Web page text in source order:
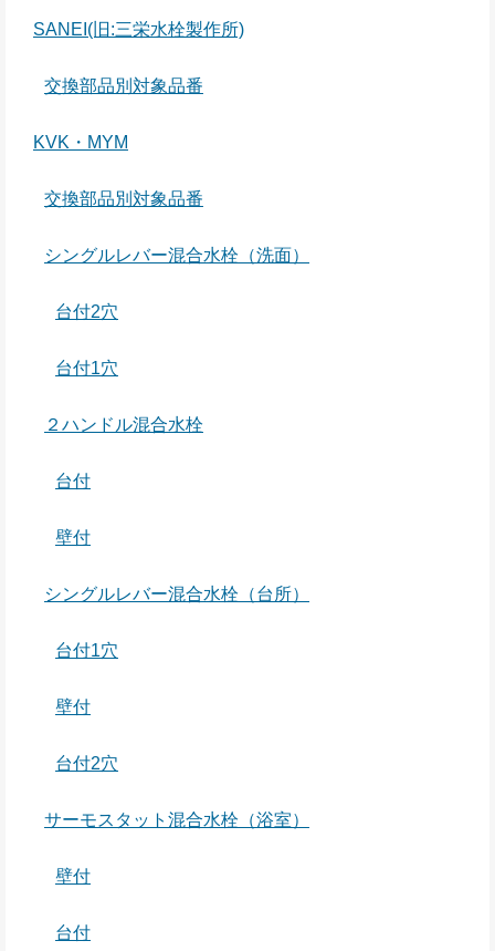
SANEI(旧:三栄水栓製作所)
交換部品別対象品番
KVK・MYM
交換部品別対象品番
シングルレバー混合水栓（洗面）
台付2穴
台付1穴
２ハンドル混合水栓
台付
壁付
シングルレバー混合水栓（台所）
台付1穴
壁付
台付2穴
サーモスタット混合水栓（浴室）
壁付
台付